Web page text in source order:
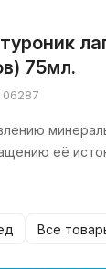
75мл.
06287
её
Все